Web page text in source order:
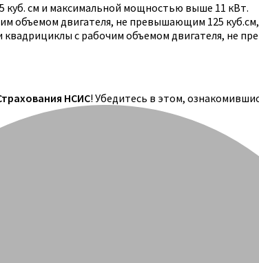
куб. см и максимальной мощностью выше 11 кВт.
объемом двигателя, не превышающим 125
с рабочим объемом двигателя, не
НСИС! Убедитесь в этом,